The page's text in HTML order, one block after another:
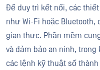
Để duy trì kết nối, các
như Wi-Fi hoặc
gian thực. Phần mềm
và đảm bảo an ninh,
các lệnh kỹ thuật số